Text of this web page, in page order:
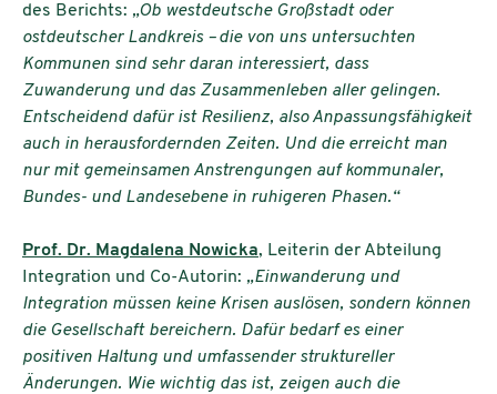
des Berichts: „Ob westdeutsche Großstadt oder
ostdeutscher Landkreis – die von uns untersuchten
Kommunen sind sehr daran interessiert, dass
Zuwanderung und das Zusammenleben aller gelingen.
Entscheidend dafür ist Resilienz, also Anpassungsfähigkeit
auch in herausfordernden Zeiten. Und die erreicht man
nur mit gemeinsamen Anstrengungen auf kommunaler,
Bundes- und Landesebene in ruhigeren Phasen.“
Prof. Dr. Magdalena Nowicka, Leiterin der Abteilung
Integration und Co-Autorin: „Einwanderung und
Integration müssen keine Krisen auslösen, sondern können
die Gesellschaft bereichern. Dafür bedarf es einer
positiven Haltung und umfassender struktureller
Änderungen. Wie wichtig das ist, zeigen auch die